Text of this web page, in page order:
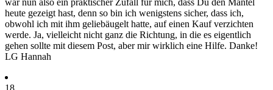
heute gezeigt hast, denn so bin ich wenigstens sicher, dass ich,
obwohl ich mit ihm geliebäugelt hatte, auf einen Kauf verzichten
werde. Ja, vielleicht nicht ganz die Richtung, in die es eigentlich
gehen sollte mit diesem Post, aber mir wirklich eine Hilfe. Danke!
LG Hannah
18